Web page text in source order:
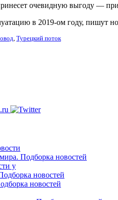
очевидную выгоду —
в 2019-ом году, пишут
, Турецкий поток
Подборка новостей
у
новостей
новостей